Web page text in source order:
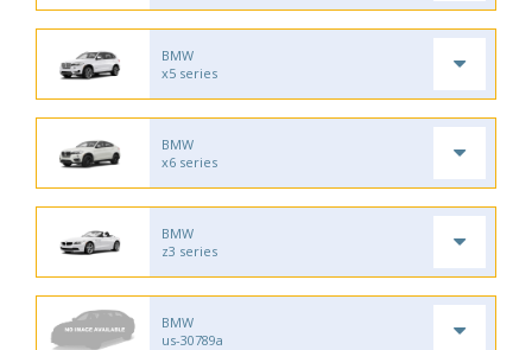
BMW
x5 series
BMW
x6 series
BMW
z3 series
BMW
us-30789a